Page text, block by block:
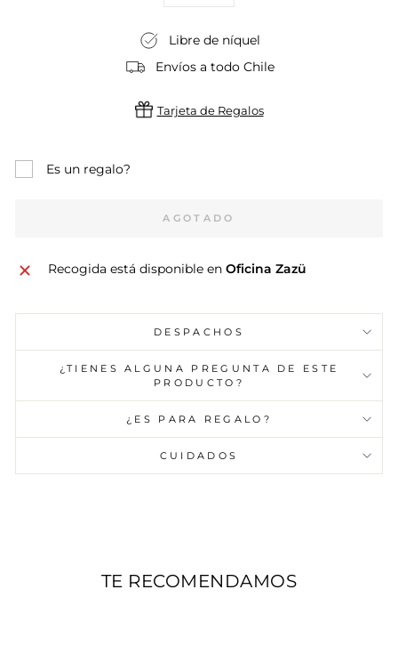
Libre de níquel
Envíos a todo Chile
Tarjeta de Regalos
Es un regalo?
AGOTADO
Recogida está disponible en Oficina Zazü
DESPACHOS
¿TIENES ALGUNA PREGUNTA DE ESTE
PRODUCTO?
¿ES PARA REGALO?
CUIDADOS
TE RECOMENDAMOS